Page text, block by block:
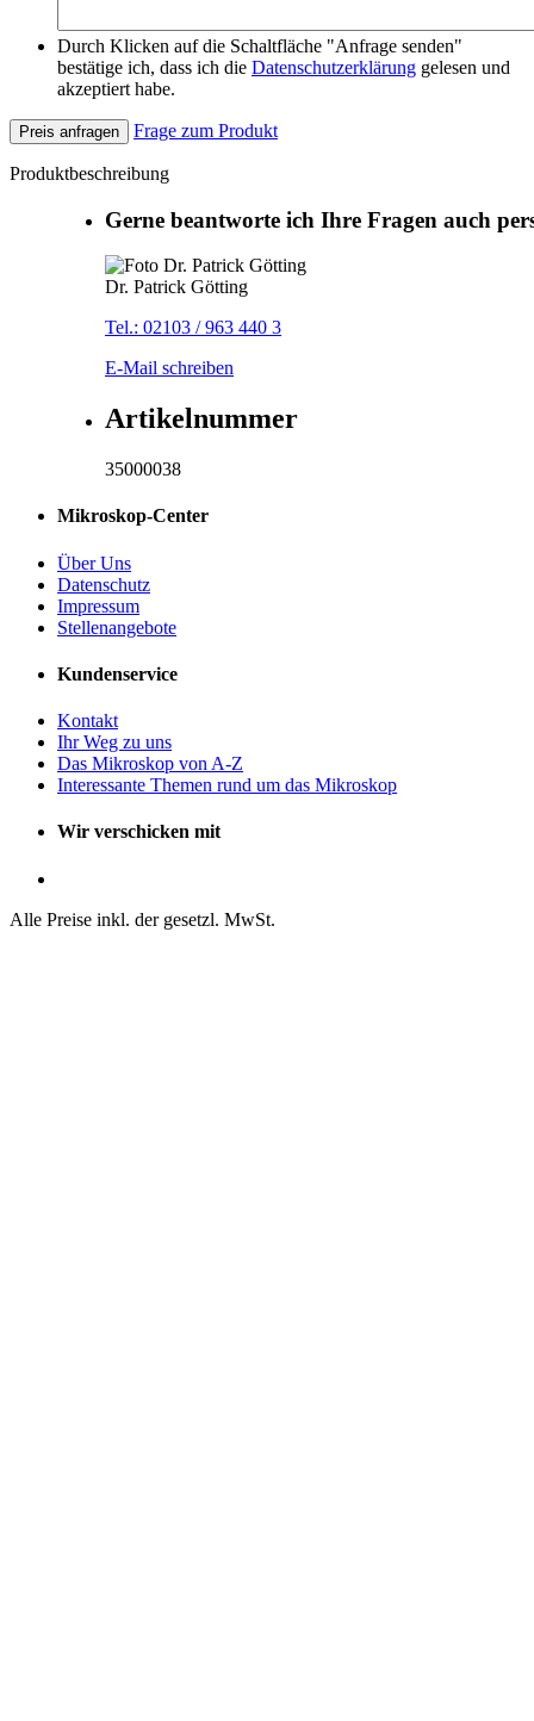
Durch Klicken auf die Schaltfläche "Anfrage senden"
bestätige ich, dass ich die Datenschutzerklärung gelesen und
akzeptiert habe.
Preis anfragen Frage zum Produkt
Produktbeschreibung
Gerne beantworte ich Ihre Fragen auch
Dr. Patrick Götting
Tel.: 02103 / 963 440 3
E-Mail schreiben
Artikelnummer
35000038
Mikroskop-Center
Über Uns
Datenschutz
Impressum
Stellenangebote
Kundenservice
Kontakt
Ihr Weg zu uns
Das Mikroskop von A-Z
Interessante Themen rund um das Mikroskop
Wir verschicken mit
Alle Preise inkl. der gesetzl. MwSt.